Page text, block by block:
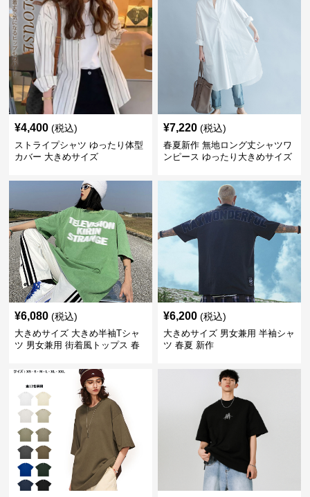
¥4,400 (税込)
ストライプシャツ ゆったり体型
カバー 大きめサイズ
¥7,220 (税込)
春夏新作 無地ロング丈シャツワ
ンピース ゆったり大きめサイズ
¥6,080 (税込)
大きめサイズ 大きめ半袖Tシャ
ツ 男女兼用 街着風トップス 春
¥6,200 (税込)
大きめサイズ 男女兼用 半袖シャ
ツ 春夏 新作